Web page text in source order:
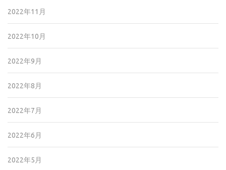
2022年11月
2022年10月
2022年9月
2022年8月
2022年7月
2022年6月
2022年5月